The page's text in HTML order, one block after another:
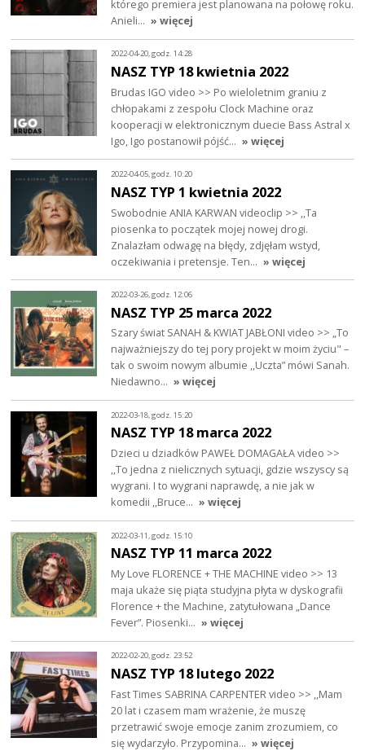
którego premiera jest planowana na połowę roku.
Anieli… » więcej
2022-04-20, godz. 14:28
NASZ TYP 18 kwietnia 2022
Brudas IGO video >> Po wieloletnim graniu z
chłopakami z zespołu Clock Machine oraz
kooperacji w elektronicznym duecie Bass Astral x
Igo, Igo postanowił pójść… » więcej
2022-04-05, godz. 10:20
NASZ TYP 1 kwietnia 2022
Swobodnie ANIA KARWAN videoclip >> ,,Ta
piosenka to początek mojej nowej drogi.
Znalazłam odwagę na błędy, zdjęłam wstyd,
oczekiwania i pretensje. Ten… » więcej
2022-03-26, godz. 12:06
NASZ TYP 25 marca 2022
Szary świat SANAH & KWIAT JABŁONI video >> „To
najważniejszy do tej pory projekt w moim życiu" –
tak o swoim nowym albumie ,,Uczta” mówi Sanah.
Niedawno… » więcej
2022-03-18, godz. 15:20
NASZ TYP 18 marca 2022
Dzieci u dziadków PAWEŁ DOMAGAŁA video >>
,,To jedna z nielicznych sytuacji, gdzie wszyscy są
wygrani. I to wygrani naprawdę, a nie jak w
komedii ,,Bruce… » więcej
2022-03-11, godz. 15:10
NASZ TYP 11 marca 2022
My Love FLORENCE + THE MACHINE video >> 13
maja ukaże się piąta studyjna płyta w dyskografii
Florence + the Machine, zatytułowana „Dance
Fever”. Piosenki… » więcej
2022-02-20, godz. 23:52
NASZ TYP 18 lutego 2022
Fast Times SABRINA CARPENTER video >> ,,Mam
20 lat i czasem mam wrażenie, że muszę
przetrawić swoje emocje zanim zrozumiem, co
się wydarzyło. Przypomina… » więcej